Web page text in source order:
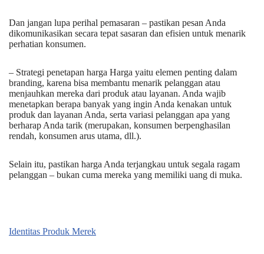
Dan jangan lupa perihal pemasaran – pastikan pesan Anda
dikomunikasikan secara tepat sasaran dan efisien untuk menarik
perhatian konsumen.
– Strategi penetapan harga Harga yaitu elemen penting dalam
branding, karena bisa membantu menarik pelanggan atau
menjauhkan mereka dari produk atau layanan. Anda wajib
menetapkan berapa banyak yang ingin Anda kenakan untuk
produk dan layanan Anda, serta variasi pelanggan apa yang
berharap Anda tarik (merupakan, konsumen berpenghasilan
rendah, konsumen arus utama, dll.).
Selain itu, pastikan harga Anda terjangkau untuk segala ragam
pelanggan – bukan cuma mereka yang memiliki uang di muka.
Identitas Produk Merek